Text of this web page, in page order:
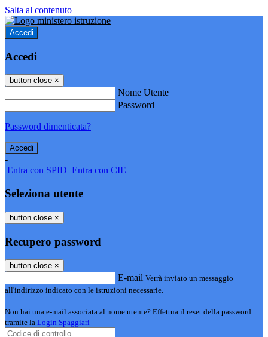
Salta al contenuto
Accedi
Accedi
button close ×
Nome Utente
Password
Password dimenticata?
-
Entra con SPID Entra con CIE
Seleziona utente
button close ×
Recupero password
button close ×
E-mail Verrà inviato un messaggio
all'indirizzo indicato con le istruzioni necessarie.
Non hai una e-mail associata al nome utente? Effettua il reset della password
tramite la Login Spaggiari